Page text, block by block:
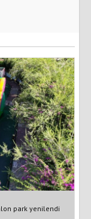
park yenilendi